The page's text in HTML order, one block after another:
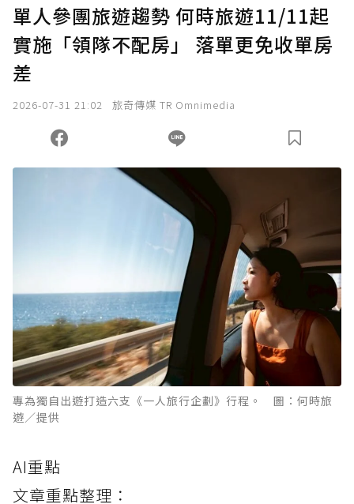
確認送出
您當前剩餘 U 利點數：0點；前往 購買點數
單人參團旅遊趨勢 何時旅遊11/11起
實施「領隊不配房」 落單更免收單房
差
2026-07-31 21:02 旅奇傳媒 TR Omnimedia
專為獨自出遊打造六支《一人旅行企劃》行程。 圖：何時旅
遊／提供
AI重點
文章重點整理：